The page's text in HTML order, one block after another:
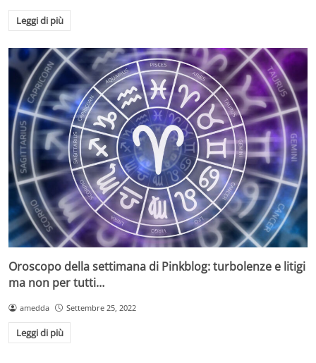
Leggi di più
Oroscopo della settimana di Pinkblog: turbolenze e litigi
ma non per tutti…
amedda Settembre 25, 2022
Leggi di più